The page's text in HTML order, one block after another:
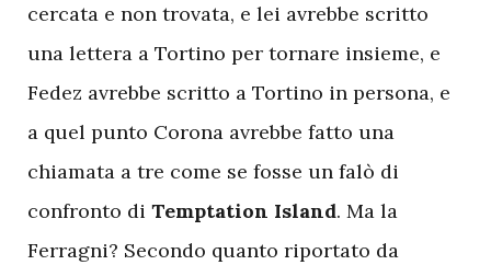
cercata e non trovata, e lei avrebbe scritto
una lettera a Tortino per tornare insieme, e
Fedez avrebbe scritto a Tortino in persona, e
a quel punto Corona avrebbe fatto una
chiamata a tre come se fosse un falò di
confronto di Temptation Island. Ma la
Ferragni? Secondo quanto riportato da